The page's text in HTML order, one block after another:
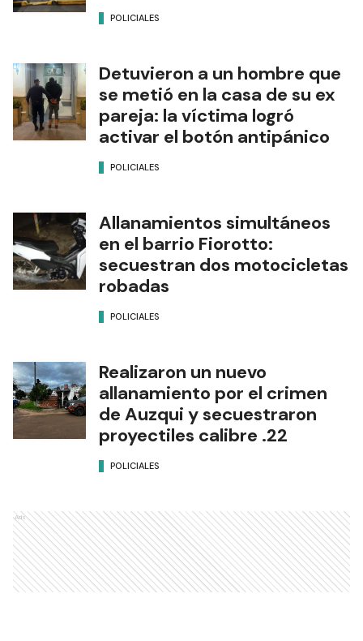
POLICIALES
Detuvieron a un hombre que
se metió en la casa de su ex
pareja: la víctima logró
activar el botón antipánico
POLICIALES
Allanamientos simultáneos
en el barrio Fiorotto:
secuestran dos motocicletas
robadas
POLICIALES
Realizaron un nuevo
allanamiento por el crimen
de Auzqui y secuestraron
proyectiles calibre .22
POLICIALES
Ads